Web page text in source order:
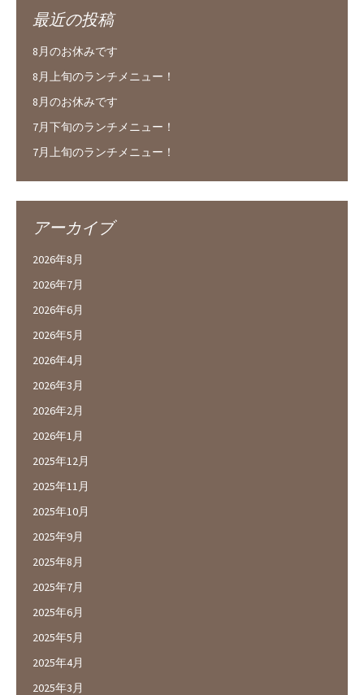
最近の投稿
8月のお休みです
8月上旬のランチメニュー！
8月のお休みです
7月下旬のランチメニュー！
7月上旬のランチメニュー！
アーカイブ
2026年8月
2026年7月
2026年6月
2026年5月
2026年4月
2026年3月
2026年2月
2026年1月
2025年12月
2025年11月
2025年10月
2025年9月
2025年8月
2025年7月
2025年6月
2025年5月
2025年4月
2025年3月